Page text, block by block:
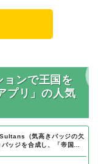
ンで王国を
プリ」の人気
（気高きバッジの欠
バッジを合成し、「帝国五